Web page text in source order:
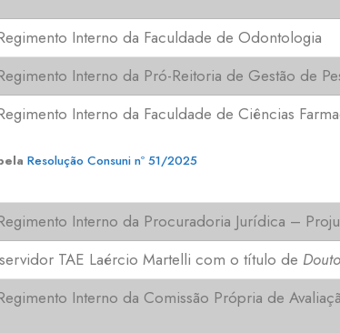
Interno da Faculdade de Odontologia
Interno da Pró-Reitoria de Gestão de
Interno da Faculdade de Ciências
Resolução Consuni nº 51/2025
Interno da Procuradoria Jurídica –
TAE Laércio Martelli com o título de
Interno da Comissão Própria de